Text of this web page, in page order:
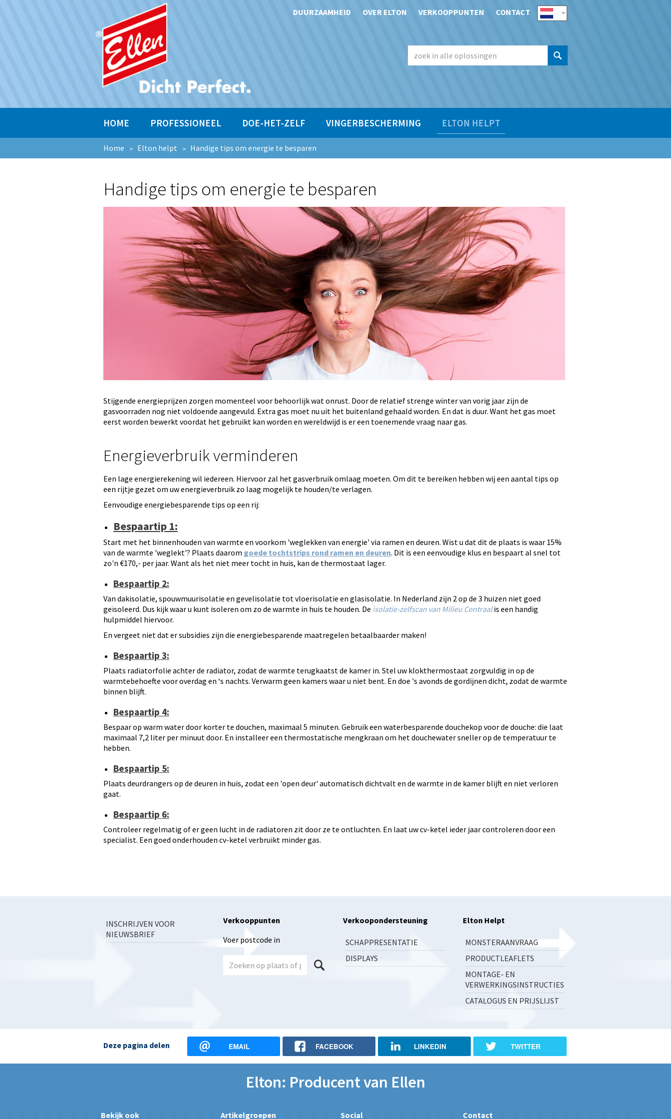
DUURZAAMHEID OVER ELTON VERKOOPPUNTEN CONTACT
HOME PROFESSIONEEL DOE-HET-ZELF VINGERBESCHERMING ELTON HELPT
Home Elton helpt Handige tips om energie te besparen
Handige tips om energie te besparen
Stijgende energieprijzen zorgen momenteel voor behoorlijk wat onrust. Door de relatief strenge winter van vorig jaar zijn de
gasvoorraden nog niet voldoende aangevuld. Extra gas moet nu uit het buitenland gehaald worden. En dat is duur. Want het gas moet
eerst worden bewerkt voordat het gebruikt kan worden en wereldwijd is er een toenemende vraag naar gas.
Energieverbruik verminderen
Een lage energierekening wil iedereen. Hiervoor zal het gasverbruik omlaag moeten. Om dit te bereiken hebben wij een aantal tips op
een rijtje gezet om uw energieverbruik zo laag mogelijk te houden/te verlagen.
Eenvoudige energiebesparende tips op een rij:
Bespaartip 1:
Start met het binnenhouden van warmte en voorkom 'weglekken van energie' via ramen en deuren. Wist u dat dit de plaats is waar 15%
van de warmte 'weglekt'? Plaats daarom goede tochtstrips rond ramen en deuren. Dit is een eenvoudige klus en bespaart al snel tot
zo'n €170,- per jaar. Want als het niet meer tocht in huis, kan de thermostaat lager.
Bespaartip 2:
Van dakisolatie, spouwmuurisolatie en gevelisolatie tot vloerisolatie en glasisolatie. In Nederland zijn 2 op de 3 huizen niet goed
geïsoleerd. Dus kijk waar u kunt isoleren om zo de warmte in huis te houden. De isolatie-zelfscan van Milieu Centraal is een handig
hulpmiddel hiervoor.
En vergeet niet dat er subsidies zijn die energiebesparende maatregelen betaalbaarder maken!
Bespaartip 3:
Plaats radiatorfolie achter de radiator, zodat de warmte terugkaatst de kamer in. Stel uw klokthermostaat zorgvuldig in op de
warmtebehoefte voor overdag en ‘s nachts. Verwarm geen kamers waar u niet bent. En doe 's avonds de gordijnen dicht, zodat de warmte
binnen blijft.
Bespaartip 4:
Bespaar op warm water door korter te douchen, maximaal 5 minuten. Gebruik een waterbesparende douchekop voor de douche: die laat
maximaal 7,2 liter per minuut door. En installeer een thermostatische mengkraan om het douchewater sneller op de temperatuur te
hebben.
Bespaartip 5:
Plaats deurdrangers op de deuren in huis, zodat een 'open deur' automatisch dichtvalt en de warmte in de kamer blijft en niet verloren
gaat.
Bespaartip 6:
Controleer regelmatig of er geen lucht in de radiatoren zit door ze te ontluchten. En laat uw cv-ketel ieder jaar controleren door een
specialist. Een goed onderhouden cv-ketel verbruikt minder gas.
INSCHRIJVEN VOOR
NIEUWSBRIEF
Verkooppunten
Voer postcode in
Verkoopondersteuning
SCHAPPRESENTATIE
DISPLAYS
Elton Helpt
MONSTERAANVRAAG
PRODUCTLEAFLETS
MONTAGE- EN
VERWERKINGSINSTRUCTIES
CATALOGUS EN PRIJSLIJST
Deze pagina delen EMAIL FACEBOOK LINKEDIN TWITTER
Elton: Producent van Ellen
Bekijk ook Artikelgroepen Social Contact